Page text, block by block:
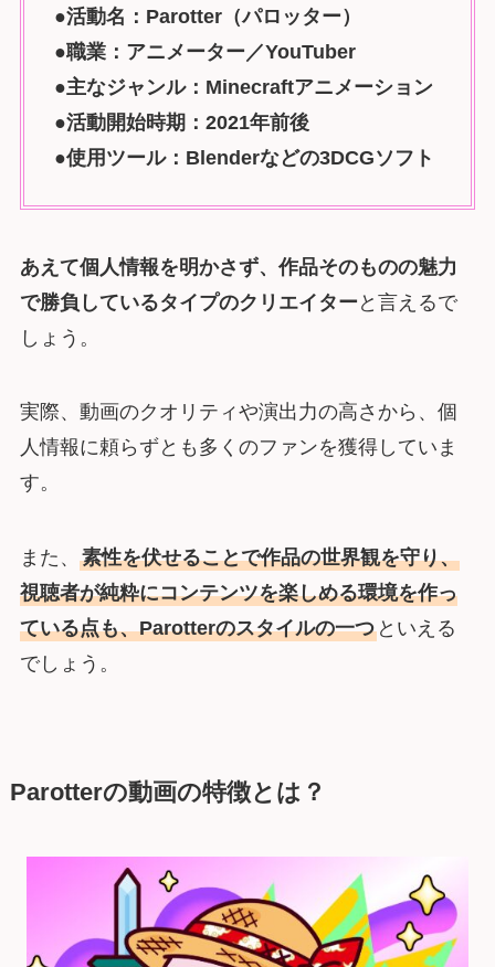
●活動名：Parotter（パロッター）
●職業：アニメーター／YouTuber
●主なジャンル：Minecraftアニメーション
●活動開始時期：2021年前後
●使用ツール：Blenderなどの3DCGソフト
あえて個人情報を明かさず、作品そのものの魅力
で勝負しているタイプのクリエイター と言えるで
しょう。
実際、動画のクオリティや演出力の高さから、個
人情報に頼らずとも多くのファンを獲得していま
す。
また、 素性を伏せることで作品の世界観を守り、
視聴者が純粋にコンテンツを楽しめる環境を作っ
ている点も、Parotterのスタイルの一つといえる
でしょう。
Parotterの動画の特徴とは？